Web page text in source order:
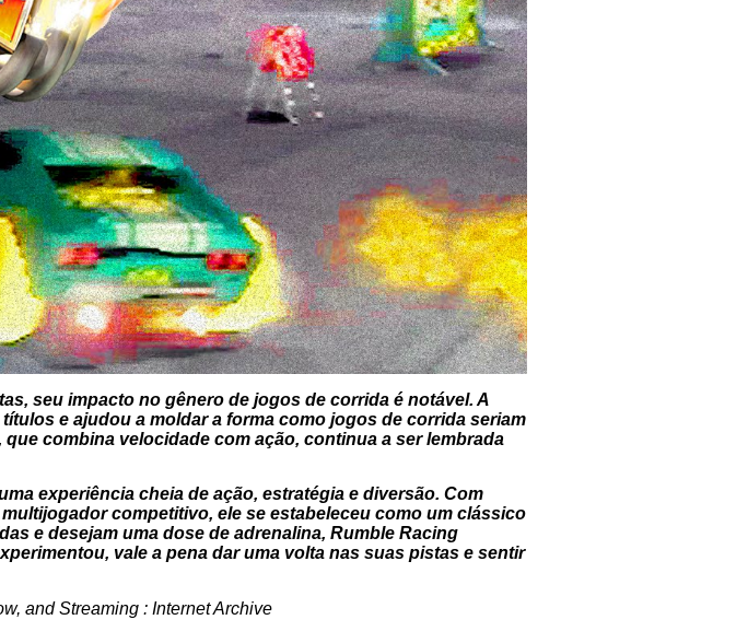
seu impacto no gênero de jogos de corrida é notável. A
e ajudou a moldar a forma como jogos de corrida seriam
combina velocidade com ação, continua a ser lembrada
experiência cheia de ação, estratégia e diversão. Com
competitivo, ele se estabeleceu como um clássico
e desejam uma dose de adrenalina, Rumble Racing
vale a pena dar uma volta nas suas pistas e sentir